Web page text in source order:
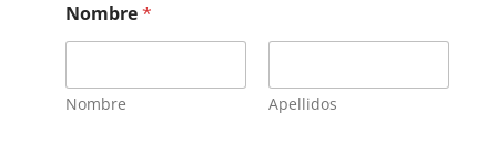
Nombre*
Nombre Apellidos